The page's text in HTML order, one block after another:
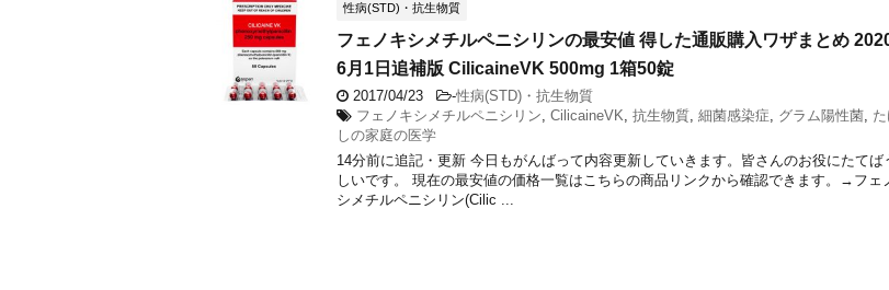
性病(STD)・抗生物質
フェノキシメチルペニシリンの最安値 得した通販購入ワザまとめ
6月1日追補版 CilicaineVK 500mg 1箱50錠
2017/04/23 -性病(STD)・抗生物質
フェノキシメチルペニシリン, CilicaineVK, 抗生物質, 細菌感染症, グラム陽性菌,
しの家庭の医学
14分前に追記・更新 今日もがんばって内容更新していきます。皆さんのお役にたてば
しいです。 現在の最安値の価格一覧はこちらの商品リンクから確認できます。→フェ
シメチルペニシリン(Cilic ...